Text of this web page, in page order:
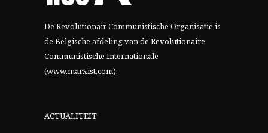
De Revolutionair Communistische Organisatie is
de Belgische afdeling vande Revolutionaire
Communistische Internationale
(www.marxist.com).
ACTUALITEIT